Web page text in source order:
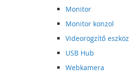
Monitor
Monitor konzol
Videorögzítő eszköz
USB Hub
Webkamera